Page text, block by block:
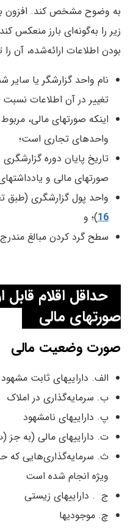
به وضوح مشخص کند. افزون بر
زیر را به‌گونه‌ای بارز منعکس
بودن اطلاعات ارائه‌شده، آن را
نام واحد گزارشگر یا سایر
تغییر در آن اطلاعات نسبت
اینکه صورتهای مالی، مربوط
واحدهای تجاری است؛
تاریخ پایان دوره
صورتهای مالی و
واحد پول گزارشگری (طبق
16)؛ و
سطح گرد کردن مبالغ مندرج
حداقل اقلام قابل
صورتهای مالی
صورت وضعیت مالی
الف. داراییهای ثابت مشهود
ب. سرمایه‌گذاری در املاک
پ. داراییهای نامشهود
ت. داراییهای مالی (به جز
ث. سرمایه‌گذاری‌هایی که
ویژه انجام شده است
ج . داراییهای زیستی
چ. موجودیها